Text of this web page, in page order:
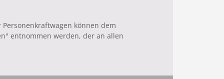
können dem
entnommen werden, der an allen